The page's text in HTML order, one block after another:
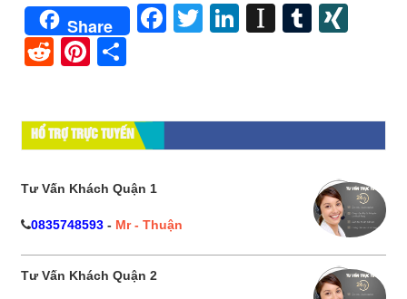
Share Facebook
TwitterLinkedInTumblr
RedditPinterest
HỔ TRỢ TRỰC TUYẾN
Tư Vấn Khách Quận 1
0835748593 - Mr - Thuận
Tư Vấn Khách Quận 2